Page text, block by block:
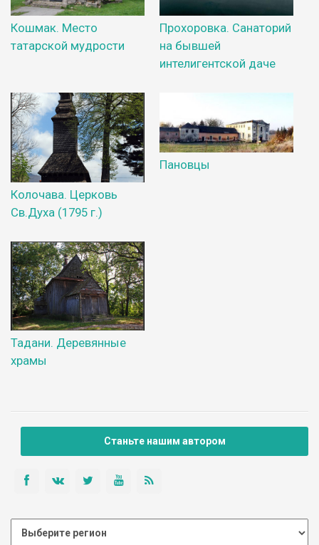
Кошмак. Место
татарской мудрости
Прохоровка. Санаторий
на бывшей
интелигентской даче
Колочава. Церковь
Св.Духа (1795 г.)
Пановцы
Тадани. Деревянные
храмы
Станьте нашим автором